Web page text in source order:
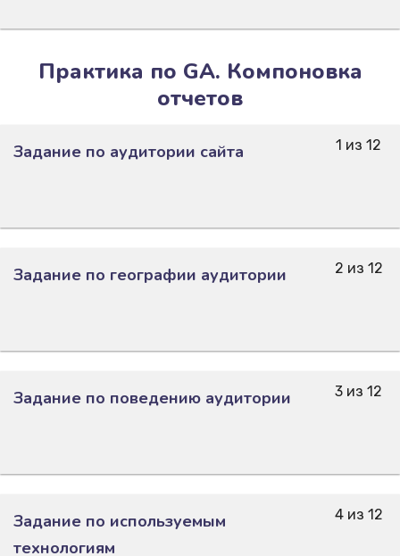
Практика по GA. Компоновка
отчетов
1 из 12
Задание по аудитории сайта
2 из 12
Задание по географии аудитории
3 из 12
Задание по поведению аудитории
4 из 12
Задание по используемым
технологиям